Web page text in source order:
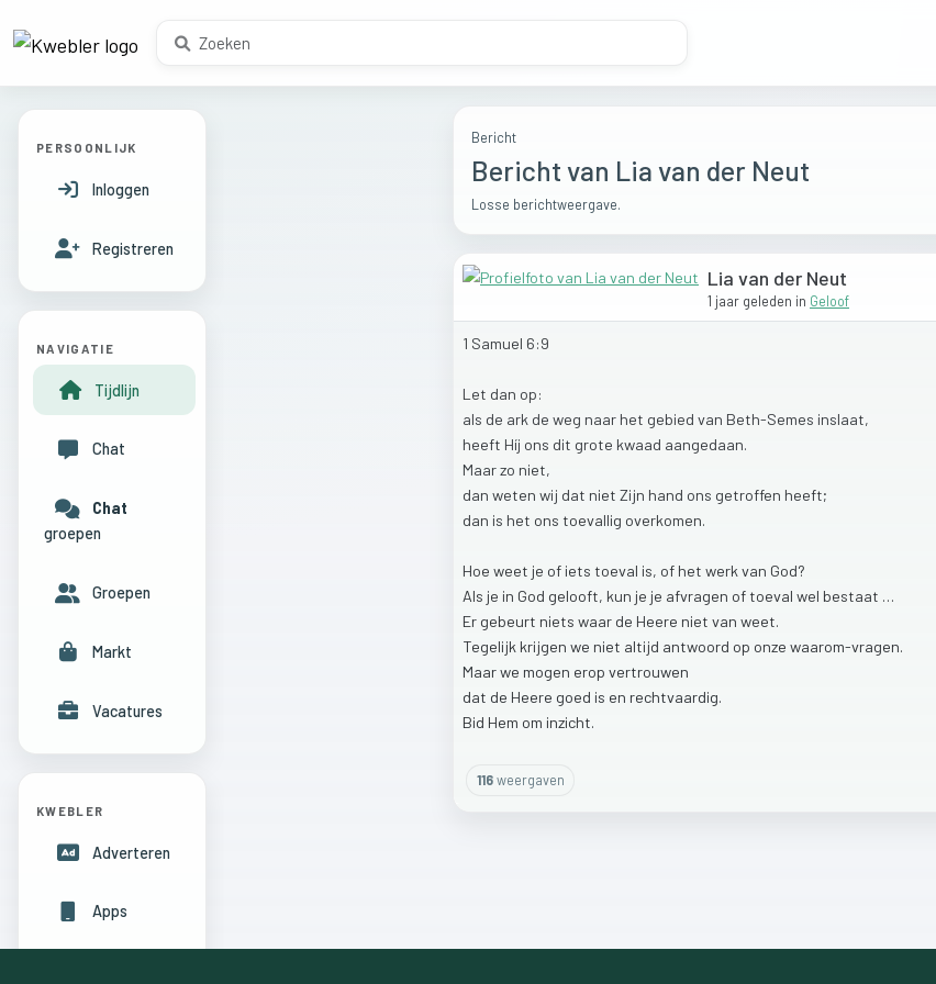
Bericht
Bericht van Lia van der Neut
Losse berichtweergave.
Lia van der Neut
1 jaar geleden in Geloof
1 Samuel 6:9
Let dan op:
als de ark de weg naar het gebied van Beth-Semes inslaat,
heeft Híj ons dit grote kwaad aangedaan.
Maarzo niet,
dan weten wij dat niet Zijn hand ons getroffen heeft;
dan is het ons toevallig overkomen.
Hoe weet je of iets toeval is, of het werk van God?
Als je in God gelooft, kun je je afvragen of toeval wel bestaat …
Er gebeurt niets waar de Heere niet van weet.
Tegelijk krijgen we niet altijd antwoord op onze waarom-vragen.
Maarwe mogen erop vertrouwen
dat de Heere goed is en rechtvaardig.
Bid Hem om inzicht.
116weergaven
PERSOONLIJK
Inloggen
Registreren
NAVIGATIE
Tijdlijn
Chat
Chat
groepen
Groepen
Markt
Vacatures
KWEBLER
Adverteren
Apps